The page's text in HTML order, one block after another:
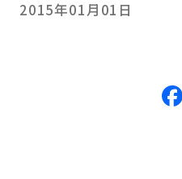
2015年01月01日